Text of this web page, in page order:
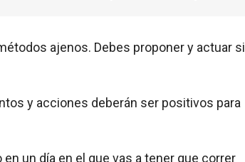
ajenos. Debes proponer y actuar si
y acciones deberán ser positivos para
un día en el que vas a tener que correr